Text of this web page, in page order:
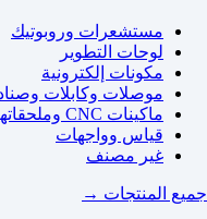
مستشعرات وروبوتيك
لوحات التطوير
مكونات إلكترونية
موصلات وكابلات
ماكينات CNC وملحقاتها
قياس وواجهات
غير مصنف
جميع المنتجات →